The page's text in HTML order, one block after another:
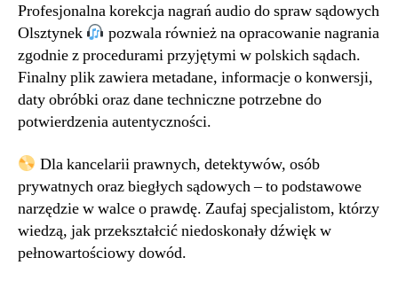
Profesjonalna korekcja nagrań audio do spraw sądowych
Olsztynek
pozwala również na opracowanie nagrania
zgodnie z procedurami przyjętymi w polskich sądach.
Finalny plik zawiera metadane, informacje o konwersji,
daty obróbki oraz dane techniczne potrzebne do
potwierdzenia autentyczności.
Dla kancelarii prawnych, detektywów, osób
prywatnych oraz biegłych sądowych – to podstawowe
narzędzie w walce o prawdę. Zaufaj specjalistom, którzy
wiedzą, jak przekształcić niedoskonały dźwięk w
pełnowartościowy dowód.